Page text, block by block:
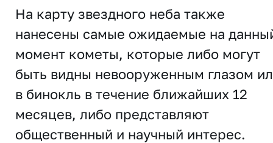
На карту звездного неба также
нанесены самые ожидаемые на
момент кометы, которые либо могут
быть видны невооруженным глазом
в бинокль в течение ближайших 12
месяцев, либо представляют
общественный и научный интерес.